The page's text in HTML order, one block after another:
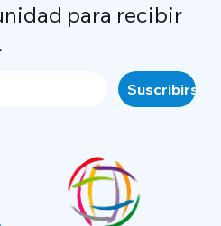
para recibir